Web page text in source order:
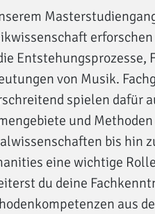
Entstehungsprozesse,
von Musik.
spielen dafür
und
bis hin
eine wichtige
du deine
aus